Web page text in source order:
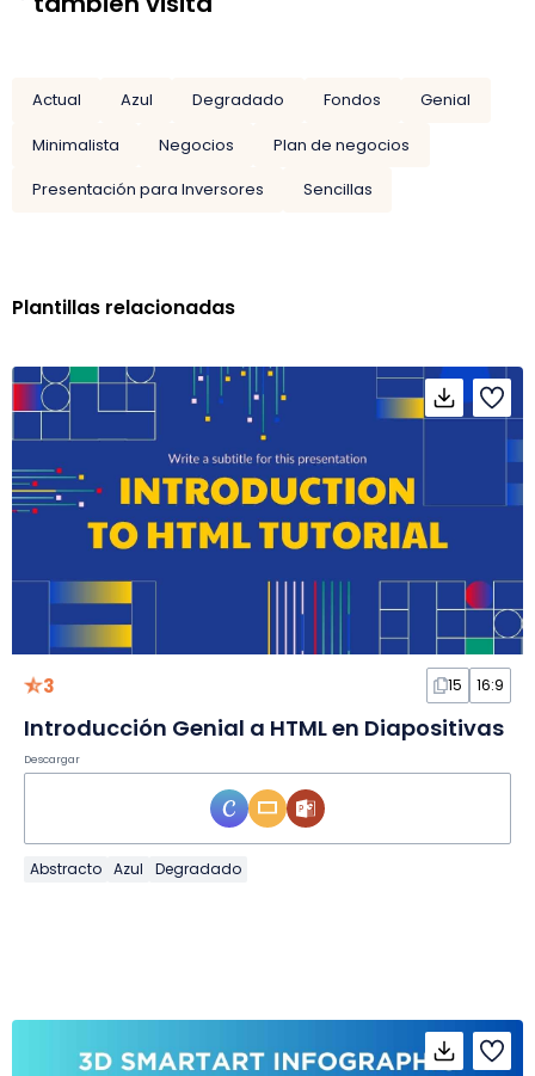
Actual Azul Degradado Fondos
Genial
Minimalista
Negocios
Plan de negocios
Presentación para Inversores
Sencillas
Plantillas relacionadas
3 15 16:9
Introducción Genial a HTML en Diapositivas
Descargar
Abstracto Azul Degradado